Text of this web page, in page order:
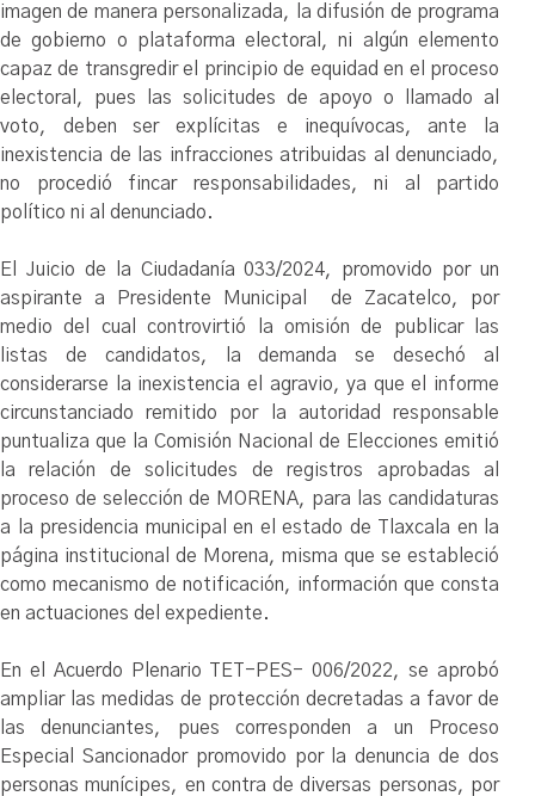
imagen de manera personalizada, la difusión de programa
de gobierno o plataforma electoral, ni algún elemento
capaz de transgredir el principio de equidad en el proceso
electoral, pues las solicitudes de apoyo o llamado al
voto, deben ser explícitas e inequívocas, ante la
inexistencia de las infracciones atribuidas al denunciado,
no procedió fincar responsabilidades, ni al partido
político ni al denunciado.
El Juicio de la Ciudadanía 033/2024, promovido por un
aspirante a Presidente Municipal de Zacatelco, por
medio del cual controvirtió la omisión de publicar las
listas de candidatos, la demanda se desechó al
considerarse la inexistencia el agravio, ya que el informe
circunstanciado remitido por la autoridad responsable
puntualiza que la Comisión Nacional de Elecciones emitió
la relación de solicitudes de registros aprobadas al
proceso de selección de MORENA, para las candidaturas
a la presidencia municipal en el estado de Tlaxcala en la
página institucional de Morena, misma que se estableció
como mecanismo de notificación, información que consta
en actuaciones del expediente.
En el Acuerdo Plenario TET-PES- 006/2022, se aprobó
ampliar las medidas de protección decretadas a favor de
las denunciantes, pues corresponden a un Proceso
Especial Sancionador promovido por la denuncia de dos
personas munícipes, en contra de diversas personas, por